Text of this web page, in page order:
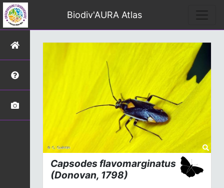
Biodiv'AURA Atlas
Capsodes flavomarginatus
(Donovan, 1798)